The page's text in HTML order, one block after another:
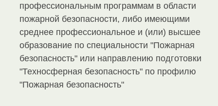
профессиональным программам в области
пожарной безопасности, либо имеющими
среднее профессиональное и (или) высшее
образование по специальности "Пожарная
безопасность" или направлению подготовки
"Техносферная безопасность" по профилю
"Пожарная безопасность"